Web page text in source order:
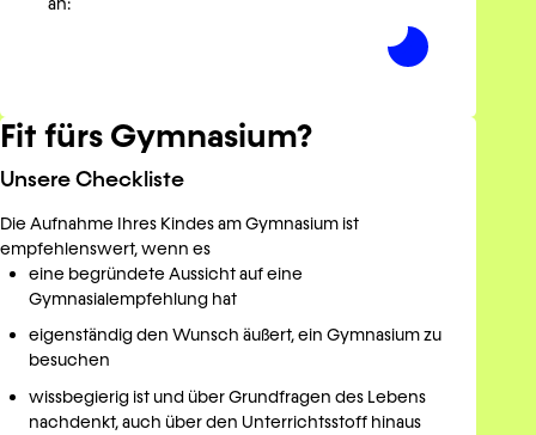
Fit fürs Gymnasium?
Unsere Checkliste
Die Aufnahme Ihres Kindes am Gymnasium ist
empfehlenswert, wenn es
eine begründete Aussicht auf eine
Gymnasialempfehlung hat
eigenständig den Wunsch äußert, ein Gymnasium zu
besuchen
wissbegierig ist und über Grundfragen des Lebens
nachdenkt, auch über den Unterrichtsstoff hinaus